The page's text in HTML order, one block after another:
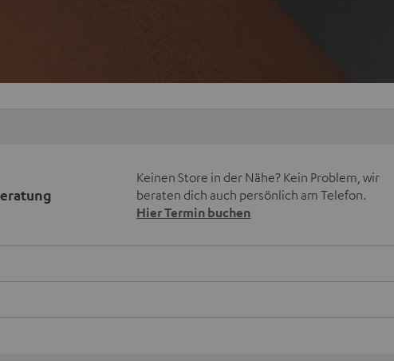
Keinen Store in der Nähe? Kein Problem, wir
beraten dich auch persönlich am Telefon.
Hier Termin buchen